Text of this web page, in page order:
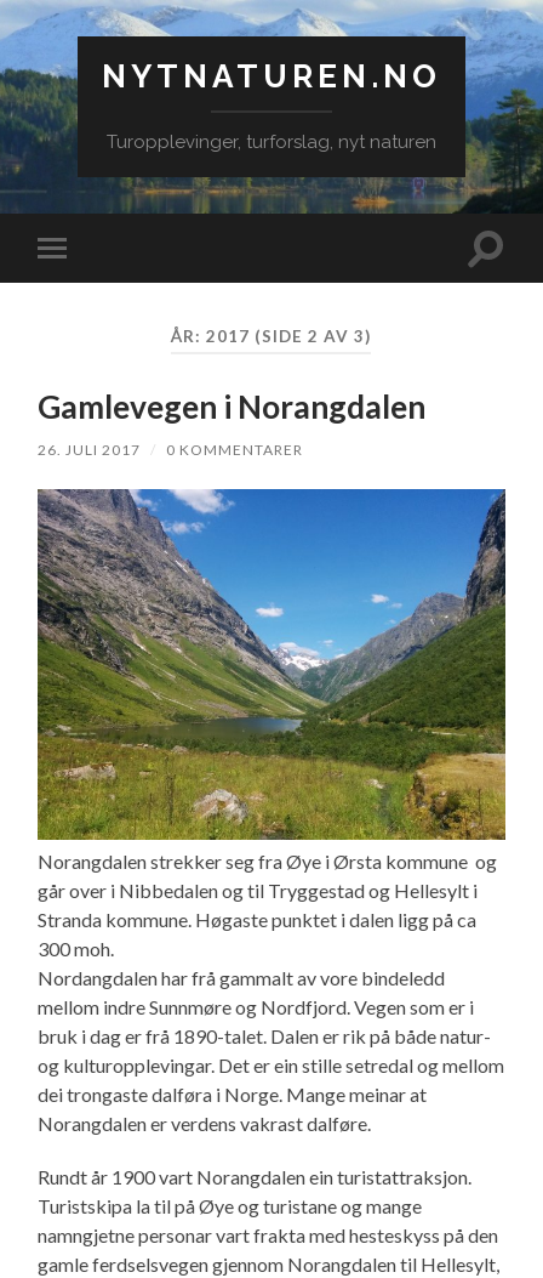
NYTNATUREN.NO
Turopplevinger, turforslag, nyt naturen
Veksle
mobilmeny
Veksle
ÅR:2017 (SIDE 2 AV 3)
Gamlevegen i Norangdalen
26. JULI 2017 / 0 KOMMENTARER
Norangdalen strekker seg fra Øye i Ørsta kommune og
går over i Nibbedalen og til Tryggestad og Hellesylt i
Stranda kommune. Høgaste punktet i dalen ligg på ca
300 moh.
Nordangdalen har frå gammalt av vore bindeledd
mellom indre Sunnmøre og Nordfjord. Vegen som er i
bruk i dag er frå 1890-talet. Dalen er rik på både natur-
og kulturopplevingar. Det er ein stille setredal og mellom
dei trongaste dalføra i Norge. Mange meinar at
Norangdalen er verdens vakrast dalføre.
Rundt år 1900 vart Norangdalen ein turistattraksjon.
Turistskipa la til på Øye og turistane og mange
namngjetne personar vart frakta med hesteskyss på den
gamle ferdselsvegen gjennom Norangdalen til Hellesylt,